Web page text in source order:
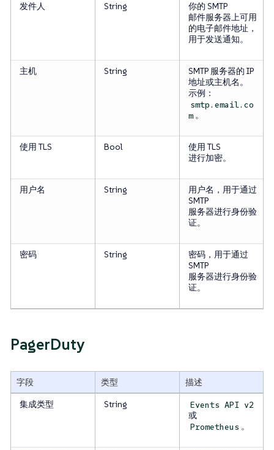
发件人
String
你的 SMTP
邮件服务器上可用
的电子邮件地址，
用于发送通知。
主机 String
SMTP 服务器的 IP
地址或主机名。
示例：
smtp.email.co
m 。
使用 TLS Bool
使用 TLS
进行加密。
用户名 String
用户名，用于通过
SMTP
服务器进行身份验
证。
密码 String
密码，用于通过
SMTP
服务器进行身份验
证。
PagerDuty
字段 类型
描述
集成类型
String Events API v2
或
Prometheus 。